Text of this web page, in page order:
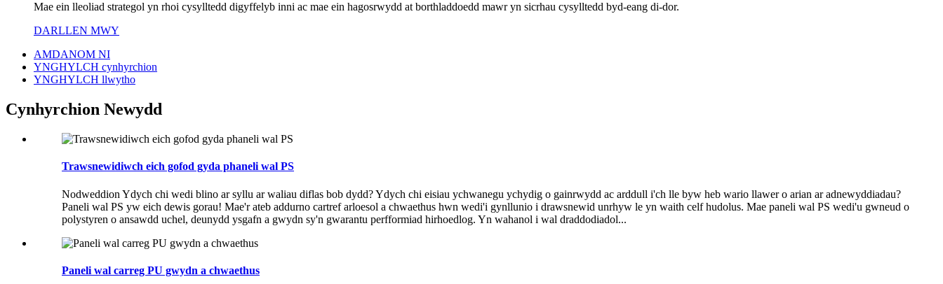
Mae ein lleoliad strategol yn rhoi cysylltedd digyffelyb inni ac mae ein hagosrwydd at borthladdoedd mawr yn sicrhau cysylltedd byd-eang di-dor.
DARLLEN MWY
AMDANOM NI
YNGHYLCH cynhyrchion
YNGHYLCH llwytho
Cynhyrchion Newydd
Trawsnewidiwch eich gofod gyda phaneli wal PS
Nodweddion Ydych chi wedi blino ar syllu ar waliau diflas bob dydd? Ydych chi eisiau ychwanegu ychydig o gainrwydd ac arddull i'ch lle byw heb wario llawer o arian ar adnewyddiadau?
Paneli wal PS yw eich dewis gorau! Mae'r ateb addurno cartref arloesol a chwaethus hwn wedi'i gynllunio i drawsnewid unrhyw le yn waith celf hudolus. Mae paneli wal PS wedi'u gwneud o
polystyren o ansawdd uchel, deunydd ysgafn a gwydn sy'n gwarantu perfformiad hirhoedlog. Yn wahanol i wal draddodiadol...
Paneli wal carreg PU gwydn a chwaethus